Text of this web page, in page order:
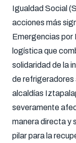
Igualdad Social
acciones más
Emergencias por
logística que
solidaridad de la
de refrigeradores
alcaldías
severamente
manera directa y
pilar para la